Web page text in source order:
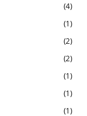
4
1
2
2
1
1
1